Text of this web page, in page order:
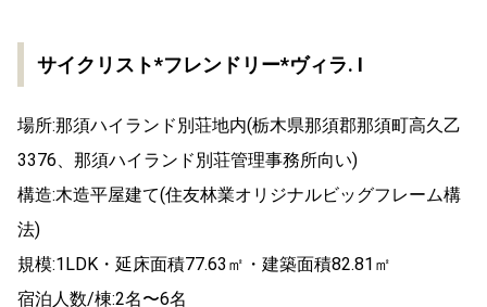
サイクリスト*フレンドリー*ヴィラ. I
場所:那須ハイランド別荘地内(栃木県那須郡那須町高久乙
3376、那須ハイランド別荘管理事務所向い)
構造:木造平屋建て(住友林業オリジナルビッグフレーム構
法)
規模:1LDK・延床面積77.63㎡・建築面積82.81㎡
宿泊人数/棟:2名〜6名